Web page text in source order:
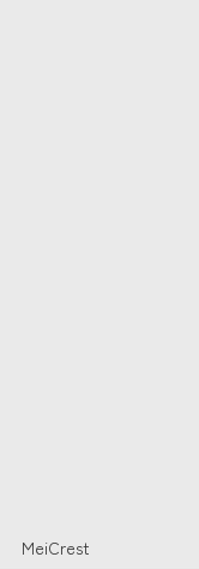
MeiCrest